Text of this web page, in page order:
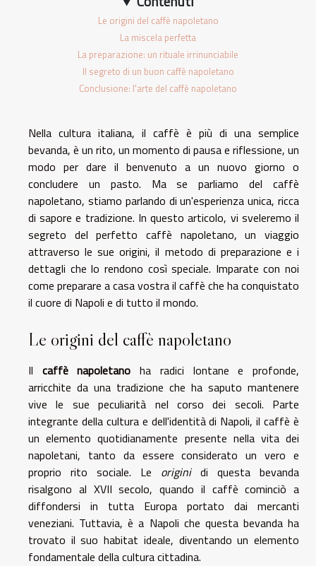
Le origini del caffè napoletano
La miscela perfetta
La preparazione: un rituale irrinunciabile
Il segreto di un buon caffè napoletano
Conclusione: l'arte del caffè napoletano
Nella cultura italiana, il caffè è più di una semplice
bevanda, è un rito, un momento di pausa e riflessione, un
modo per dare il benvenuto a un nuovo giorno o
concludere un pasto. Ma se parliamo del caffè
napoletano, stiamo parlando di un'esperienza unica, ricca
di sapore e tradizione. In questo articolo, vi sveleremo il
segreto del perfetto caffè napoletano, un viaggio
attraverso le sue origini, il metodo di preparazione e i
dettagli che lo rendono così speciale. Imparate con noi
come preparare a casa vostra il caffè che ha conquistato
il cuore di Napoli e di tutto il mondo.
Le origini del caffè napoletano
Il caffè napoletano ha radici lontane e profonde,
arricchite da una tradizione che ha saputo mantenere
vive le sue peculiarità nel corso dei secoli. Parte
integrante della cultura e dell'identità di Napoli, il caffè è
un elemento quotidianamente presente nella vita dei
napoletani, tanto da essere considerato un vero e
proprio rito sociale. Le originidi questa bevanda
risalgono al XVII secolo, quando il caffè cominciò a
diffondersi in tutta Europa portato dai mercanti
veneziani. Tuttavia, è a Napoli che questa bevanda ha
trovato il suo habitat ideale, diventando un elemento
fondamentale della cultura cittadina.